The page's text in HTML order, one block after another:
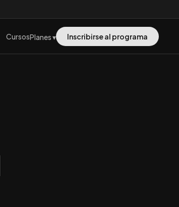
CursosPlanes ▾ Inscribirse al programa